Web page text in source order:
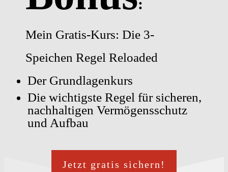
:
Mein Gratis-Kurs: Die 3-
Speichen Regel Reloaded
Der Grundlagenkurs
Die wichtigste Regel für sicheren,
nachhaltigen Vermögensschutz
und Aufbau
Jetzt gratis sichern!